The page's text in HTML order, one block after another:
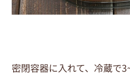
密閉容器に入れて、冷蔵で